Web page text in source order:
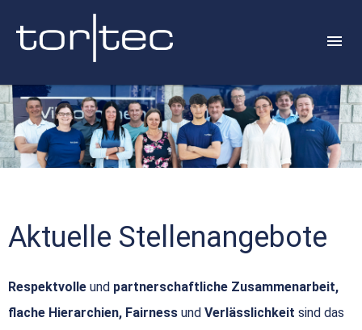
Aktuelle Stellenangebote
Respektvolle und partnerschaftliche Zusammenarbeit,
flache Hierarchien, Fairness und Verlässlichkeit sind das